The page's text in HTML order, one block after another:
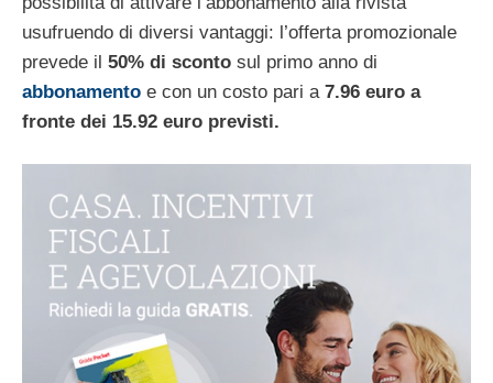
usufruendo di diversi vantaggi: l’offerta promozionale
prevede il 50% di sconto sul primo anno di
abbonamento e con un costo pari a 7.96 euro a
fronte dei 15.92 euro previsti.